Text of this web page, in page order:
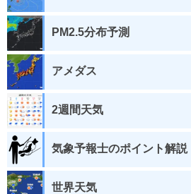
PM2.5分布予測
アメダス
2週間天気
気象予報士のポイント解説
世界天気